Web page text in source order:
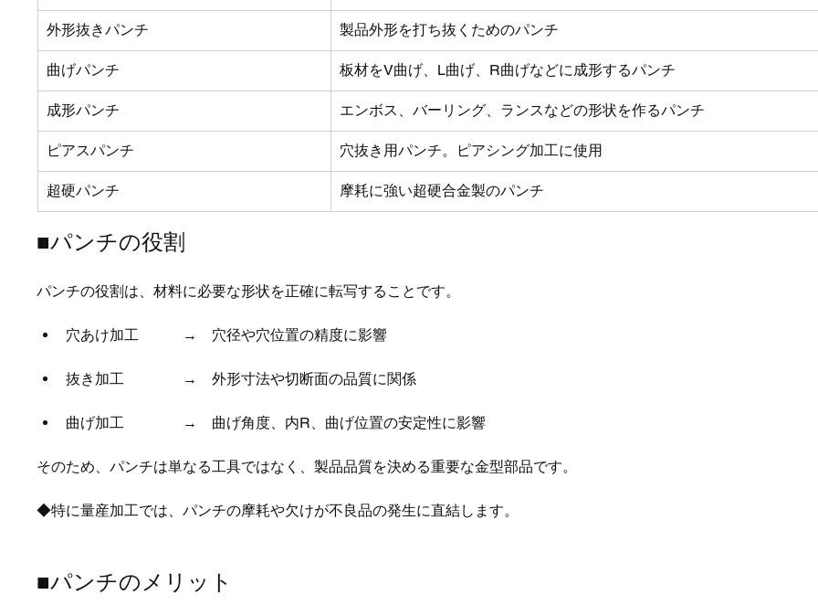
外形抜きパンチ 製品外形を打ち抜くためのパンチ
曲げパンチ 板材をV曲げ、L曲げ、R曲げなどに成形するパンチ
成形パンチ エンボス、バーリング、ランスなどの形状を作るパンチ
ピアスパンチ 穴抜き用パンチ。ピアシング加工に使用
超硬パンチ 摩耗に強い超硬合金製のパンチ
■パンチの役割
パンチの役割は、材料に必要な形状を正確に転写することです。
穴あけ加工　　　→　穴径や穴位置の精度に影響
抜き加工　　　　→　外形寸法や切断面の品質に関係
曲げ加工　　　　→　曲げ角度、内R、曲げ位置の安定性に影響
そのため、パンチは単なる工具ではなく、製品品質を決める重要な金型部品です。
◆特に量産加工では、パンチの摩耗や欠けが不良品の発生に直結します。
■パンチのメリット